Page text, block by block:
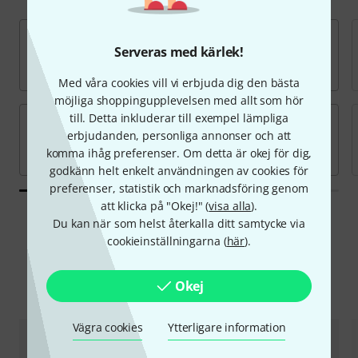
Serveras med kärlek!
Med våra cookies vill vi erbjuda dig den bästa
möjliga shoppingupplevelsen med allt som hör
till. Detta inkluderar till exempel lämpliga
erbjudanden, personliga annonser och att
komma ihåg preferenser. Om detta är okej för dig,
godkänn helt enkelt användningen av cookies för
preferenser, statistik och marknadsföring genom
att klicka på "Okej!" (visa alla).
Du kan när som helst återkalla ditt samtycke via
cookieinställningarna (här).
Okej
Vägra cookies Ytterligare information
Erbjudanden
Hot Deals Blow-Outs